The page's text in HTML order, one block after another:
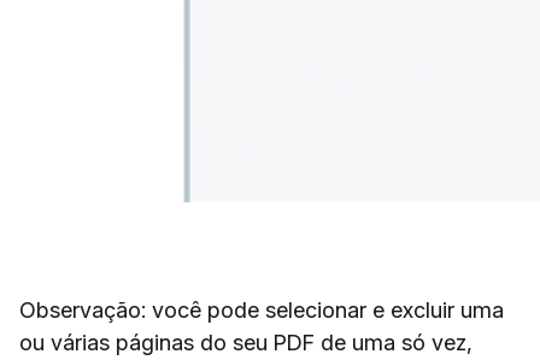
Observação: você pode selecionar e excluir uma
ou várias páginas do seu PDF de uma só vez,